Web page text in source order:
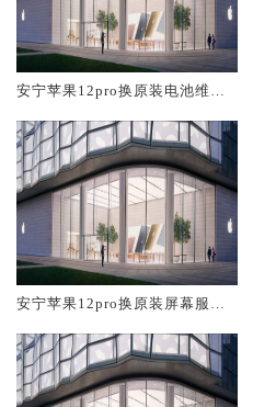
安宁苹果12pro换原装电池维修
安宁苹果12pro换原装屏幕服务